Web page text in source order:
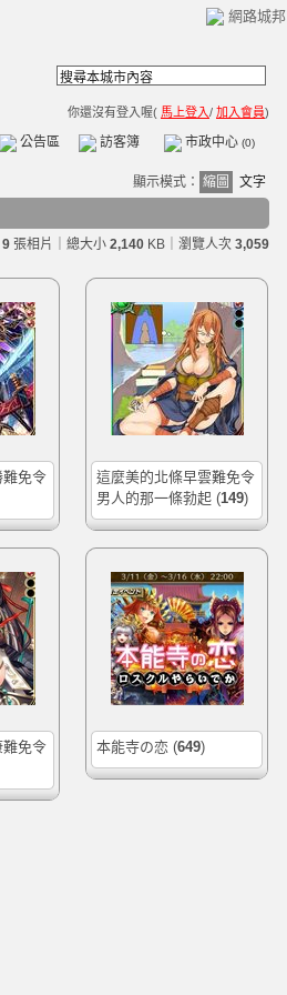
網路城邦
你還沒有登入喔( 馬上登入/ 加入會員)
公告區 訪客簿 市政中心 (0)
顯示模式： 縮圖
文字
9 張相片｜總大小 2,140 KB ｜瀏覽人次 3,059
難免令
這麼美的北條早雲難免令
男人的那一條勃起 (149)
難免令
本能寺の恋 (649)